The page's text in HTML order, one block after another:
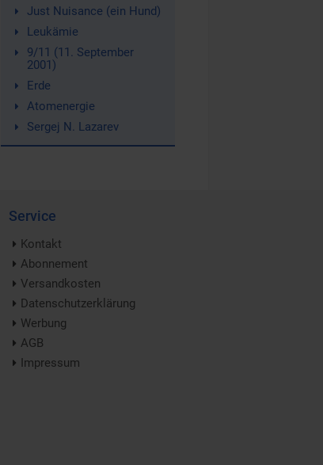
Just Nuisance (ein Hund)
Leukämie
9/11 (11. September
2001)
Erde
Atomenergie
Sergej N. Lazarev
Service
Kontakt
Abonnement
Versandkosten
Datenschutzerklärung
Werbung
AGB
Impressum